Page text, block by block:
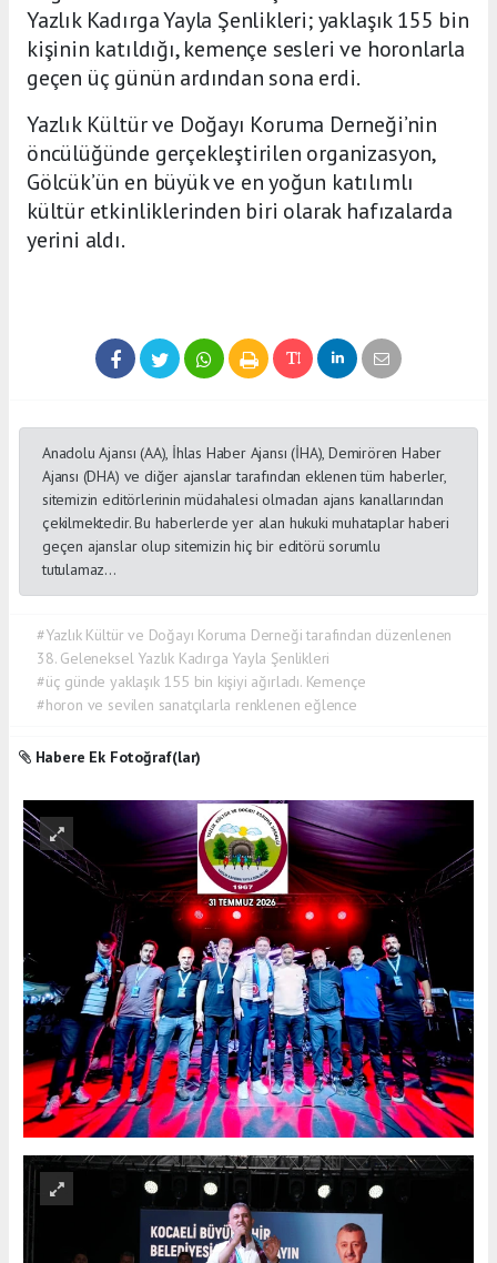
Yazlık Kadırga Yayla Şenlikleri; yaklaşık 155 bin
kişinin katıldığı, kemençe sesleri ve horonlarla
geçen üç günün ardından sona erdi.
Yazlık Kültür ve Doğayı Koruma Derneği’nin
öncülüğünde gerçekleştirilen organizasyon,
Gölcük’ün en büyük ve en yoğun katılımlı
kültür etkinliklerinden biri olarak hafızalarda
yerini aldı.
Anadolu Ajansı (AA), İhlas Haber Ajansı (İHA), Demirören Haber
Ajansı (DHA) ve diğer ajanslar tarafından eklenen tüm haberler,
sitemizin editörlerinin müdahalesi olmadan ajans kanallarından
çekilmektedir. Bu haberlerde yer alan hukuki muhataplar haberi
geçen ajanslar olup sitemizin hiç bir editörü sorumlu
tutulamaz...
#Yazlık Kültür ve Doğayı Koruma Derneği tarafından düzenlenen
38. Geleneksel Yazlık Kadırga Yayla Şenlikleri
#üç günde yaklaşık 155 bin kişiyi ağırladı. Kemençe
#horon ve sevilen sanatçılarla renklenen eğlence
Habere Ek Fotoğraf(lar)